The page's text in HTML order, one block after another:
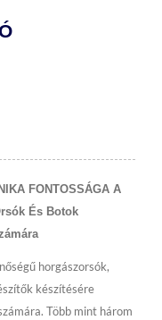
FONTOSSÁGA A
És Botok
horgászorsók,
készítésére
Több mint három